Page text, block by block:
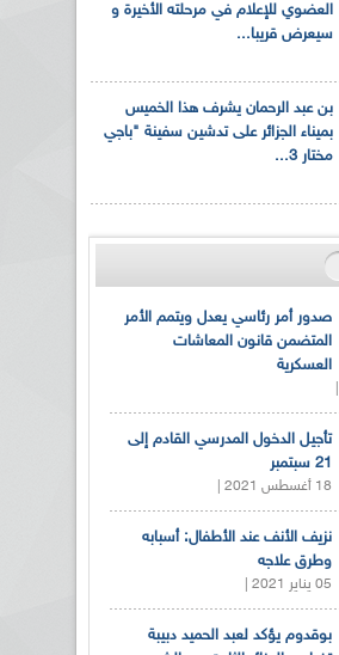
العضوي للإعلام في مرحلته الأخيرة و
سيعرض قريبا...
بن عبد الرحمان يشرف هذا الخميس
بميناء الجزائر على تدشين سفينة "باجي
مختار 3...
صدور أمر رئاسي يعدل ويتمم الأمر
المتضمن قانون المعاشات
العسكرية
تأجيل الدخول المدرسي القادم إلى
21 سبتمبر
18 أغسطس 2021 |
نزيف الأنف عند الأطفال: أسبابه
وطرق علاجه
05 يناير 2021 |
بوقدوم يؤكد لعبد الحميد دبيبة